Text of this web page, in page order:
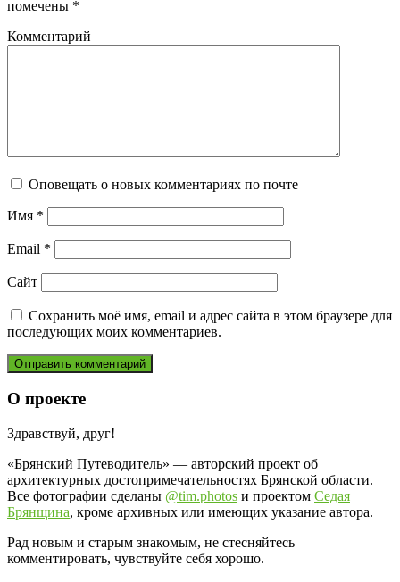
помечены *
Комментарий
Оповещать о новых комментариях по почте
Имя *
Email *
Сайт
Сохранить моё имя, email и адрес сайта в этом браузере для
последующих моих комментариев.
О проекте
Здравствуй, друг!
«Брянский Путеводитель» — авторский проект об
архитектурных достопримечательностях Брянской области.
Все фотографии сделаны @tim.photos и проектом Седая
Брянщина, кроме архивных или имеющих указание автора.
Рад новым и старым знакомым, не стесняйтесь
комментировать, чувствуйте себя хорошо.